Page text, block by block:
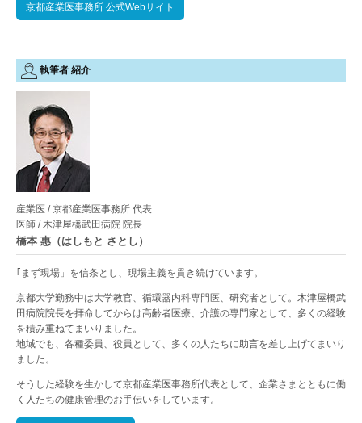
京都産業医事務所 公式Webサイト
執筆者 紹介
産業医 / 京都産業医事務所 代表
医師 / 木津屋橋武田病院 院長
橋本 惠（はしもと さとし）
｢まず現場」を信条とし、現場主義を貫き続けています。
京都大学勤務中は大学教官、循環器内科専門医、研究者として。木津屋橋武
田病院院長を拝命してからは高齢者医療、介護の専門家として、多くの経験
を積み重ねてまいりました。
地域でも、各種委員、役員として、多くの人たちに助言を差し上げてまいり
ました。
そうした経験を生かして京都産業医事務所代表として、企業さまとともに働
く人たちの健康管理のお手伝いをしています。